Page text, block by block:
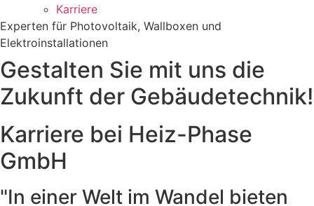
Karriere
Experten für Photovoltaik, Wallboxen und
Elektroinstallationen
Gestalten Sie mit uns die
Zukunft der Gebäudetechnik!
Karriere bei Heiz-Phase
GmbH
"In einer Welt im Wandel bieten